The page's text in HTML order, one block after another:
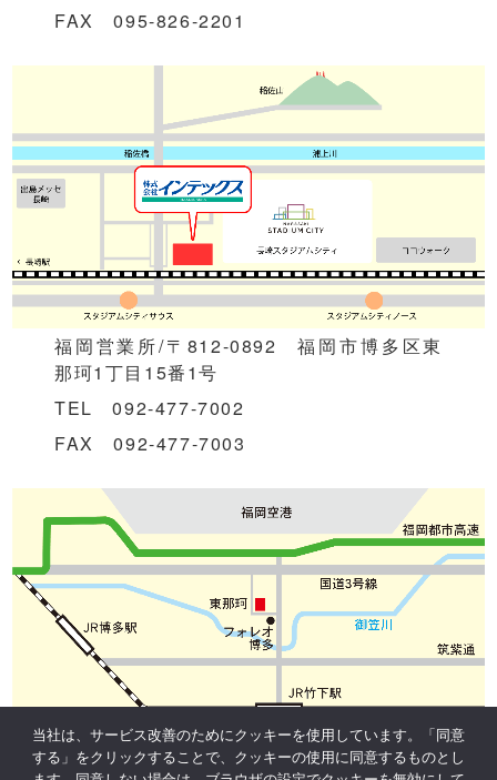
当社は、サービス改善のためにクッキーを使用しています。「同意
する」をクリックすることで、クッキーの使用に同意するものとし
FAX 095-826-2201
福岡営業所/〒812-0892 福岡市博多区東
那珂1丁目15番1号
TEL 092-477-7002
FAX 092-477-7003